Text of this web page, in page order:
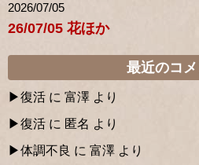
2026/07/05
26/07/05 花ほか
最近のコメ
復活 に 富澤 より
復活 に 匿名 より
体調不良 に 富澤 より